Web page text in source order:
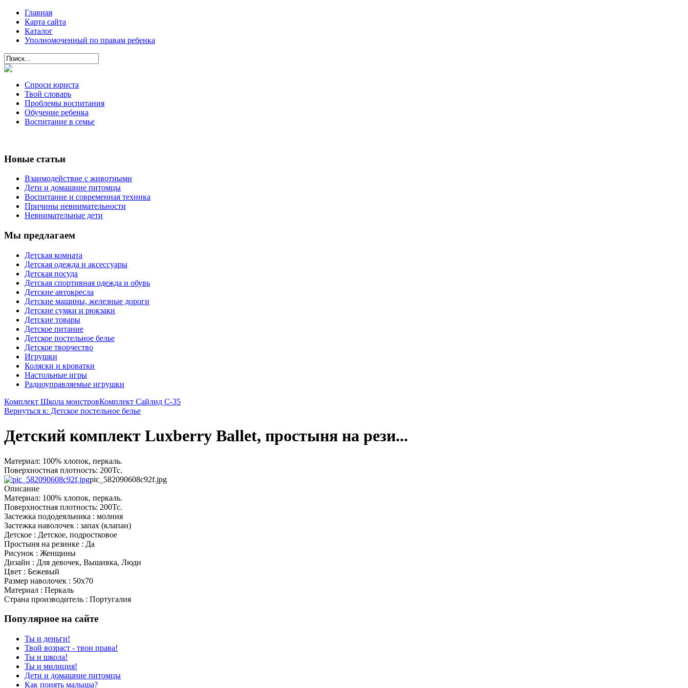
Главная
Карта сайта
Каталог
Уполномоченный по правам ребенка
Спроси юриста
Твой словарь
Проблемы воспитания
Обучение ребенка
Воспитание в семье
Новые статьи
Взаимодействие с животными
Дети и домашние питомцы
Воспитание и современная техника
Причины невнимательности
Невнимательные дети
Мы предлагаем
Детская комната
Детская одежда и аксессуары
Детская посуда
Детская спортивная одежда и обувь
Детские автокресла
Детские машины, железные дороги
Детские сумки и рюкзаки
Детские товары
Детское питание
Детское постельное белье
Детское творчество
Игрушки
Коляски и кроватки
Настольные игры
Радиоуправляемые игрушки
Комплект Школа монстровКомплект Сайлид С-35
Вернуться к: Детское постельное белье
Детский комплект Luxberry Ballet, простыня на рези...
Материал: 100% хлопок, перкаль.
Поверхностная плотность: 200Тс.
pic_582090608c92f.jpg
Описание
Материал: 100% хлопок, перкаль.
Поверхностная плотность: 200Тс.
Застежка пододеяльника : молния
Застежка наволочек : запах (клапан)
Детское : Детское, подростковое
Простыня на резинке : Да
Рисунок : Женщины
Дизайн : Для девочек, Вышивка, Люди
Цвет : Бежевый
Размер наволочек : 50x70
Материал : Перкаль
Страна производитель : Португалия
Популярное на сайте
Ты и деньги!
Твой возраст - твои права!
Ты и школа!
Ты и милиция!
Дети и домашние питомцы
Как понять малыша?